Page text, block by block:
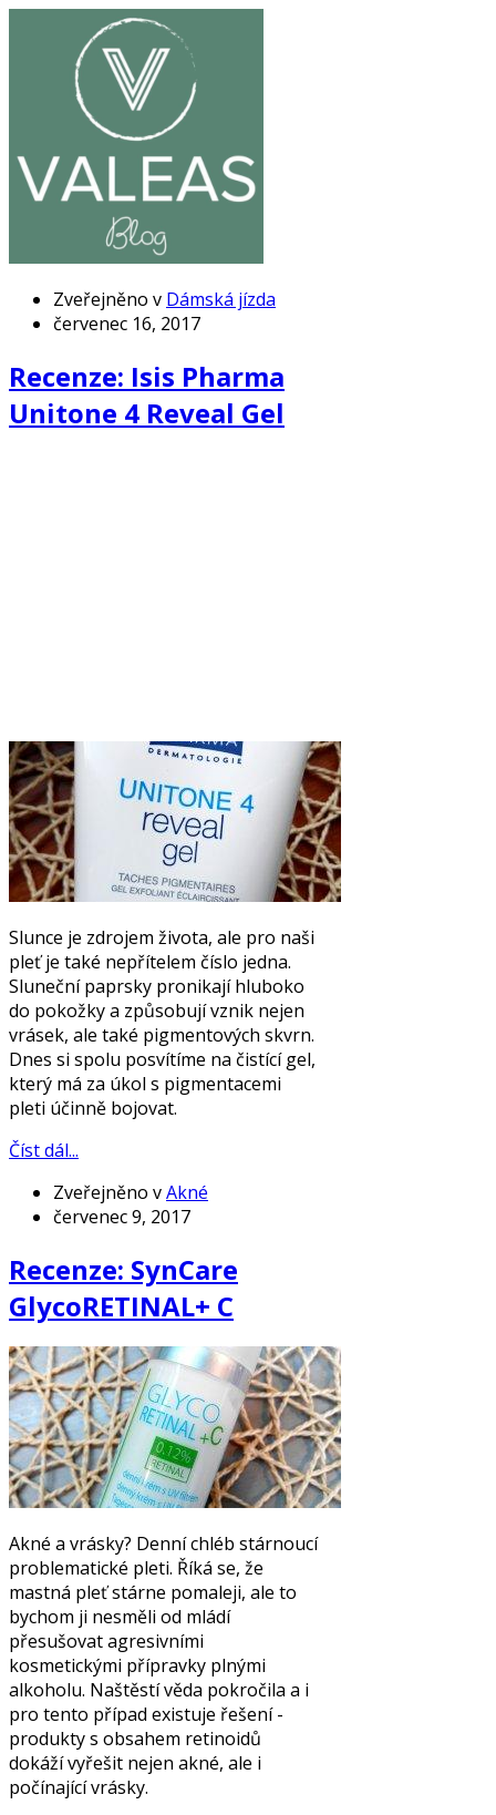
Zveřejněno v Dámská jízda
červenec 16, 2017
Recenze: Isis Pharma
Unitone 4 Reveal Gel
Slunce je zdrojem života, ale pro naši
pleť je také nepřítelem číslo jedna.
Sluneční paprsky pronikají hluboko
do pokožky a způsobují vznik nejen
vrásek, ale také pigmentových skvrn.
Dnes si spolu posvítíme na čistící gel,
který má za úkol s pigmentacemi
pleti účinně bojovat.
Číst dál...
Zveřejněno vAkné
červenec 9, 2017
Recenze: SynCare
GlycoRETINAL+ C
Akné a vrásky? Denní chléb stárnoucí
problematické pleti. Říká se, že
mastná pleť stárne pomaleji, ale to
bychom ji nesměli od mládí
přesušovat agresivními
kosmetickými přípravky plnými
alkoholu. Naštěstí věda pokročila a i
pro tento případ existuje řešení -
produkty s obsahem retinoidů
dokáží vyřešit nejen akné, ale i
počínající vrásky.